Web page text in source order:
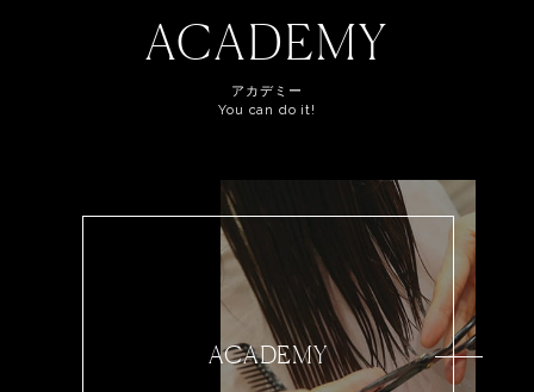
ACADEMY
アカデミー
You can do it!
ACADEMY